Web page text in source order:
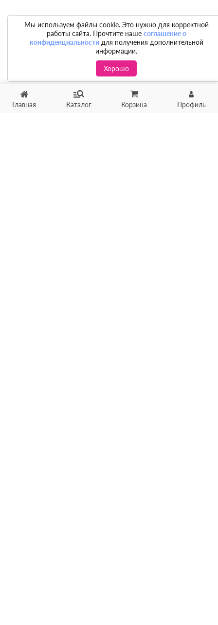
Главная Каталог Корзина Профиль
Мы используем файлы cookie. Это нужно для корректной
работы сайта. Прочтите наше соглашение о
конфиденциальностидля получения дополнительной
информации.
Хорошо